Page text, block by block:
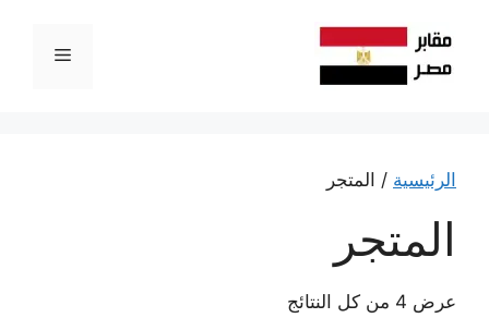
المحتوى
القائمة
الرئيسية / المتجر
المتجر
عرض ⁦4⁩ من كل النتائج